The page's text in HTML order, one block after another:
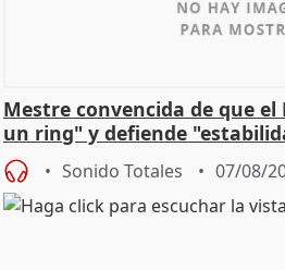
Mestre convencida de que
un ring" y defiende
Vox
Sonido Totales 07/08/